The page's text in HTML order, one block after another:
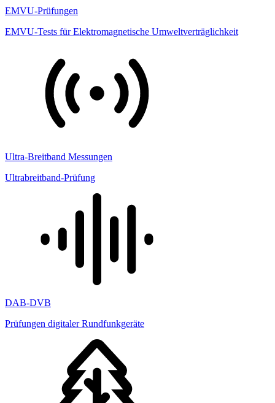
EMVU-Prüfungen
EMVU-Tests für Elektromagnetische Umweltverträglichkeit
Ultra-Breitband Messungen
Ultrabreitband-Prüfung
DAB-DVB
Prüfungen digitaler Rundfunkgeräte